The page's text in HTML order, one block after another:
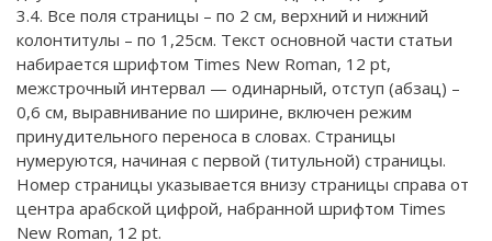
3.4. Все поля страницы – по 2 см, верхний и нижний
колонтитулы – по 1,25см. Текст основной части статьи
набирается шрифтом Times New Roman, 12 pt,
межстрочный интервал — одинарный, отступ (абзац) –
0,6 см, выравнивание по ширине, включен режим
принудительного переноса в словах. Страницы
нумеруются, начиная с первой (титульной) страницы.
Номер страницы указывается внизу страницы справа от
центра арабской цифрой, набранной шрифтом Times
New Roman, 12 pt.